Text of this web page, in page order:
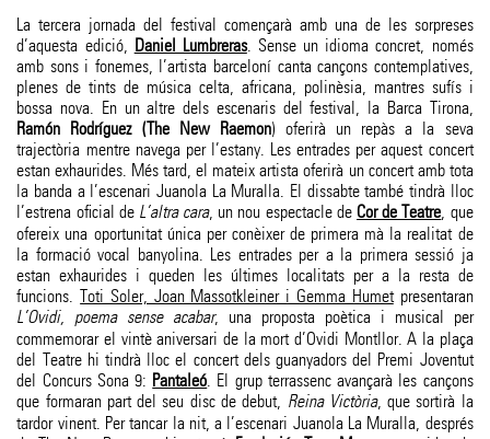
La tercera jornada del festival començarà amb una de les sorpreses
d’aquesta edició, Daniel Lumbreras. Sense un idioma concret, només
amb sons i fonemes, l’artista barceloní canta cançons contemplatives,
plenes de tints de música celta, africana, polinèsia, mantres sufís i
bossa nova. En un altre dels escenaris del festival, la Barca Tirona,
Ramón Rodríguez (The New Raemon) oferirà un repàs a la seva
trajectòria mentre navega per l’estany. Les entrades per aquest concert
estan exhaurides. Més tard, el mateix artista oferirà un concert amb tota
la banda a l’escenari Juanola La Muralla. El dissabte també tindrà lloc
l’estrena oficial de L’altra cara, un nou espectacle de Cor de Teatre, que
ofereix una oportunitat única per conèixer de primera mà la realitat de
la formació vocal banyolina. Les entrades per a la primera sessió ja
estan exhaurides i queden les últimes localitats per a la resta de
funcions.Toti Soler, Joan Massotkleiner i Gemma Humetpresentaran
L’Ovidi, poema sense acabar, una proposta poètica i musical per
commemorar el vintè aniversari de la mort d’Ovidi Montllor. A la plaça
del Teatre hi tindrà lloc el concert dels guanyadors del Premi Joventut
del Concurs Sona 9: Pantaleó. El grup terrassenc avançarà les cançons
que formaran part del seu disc de debut, Reina Victòria, que sortirà la
tardor vinent. Per tancar la nit, a l’escenari Juanola La Muralla, després